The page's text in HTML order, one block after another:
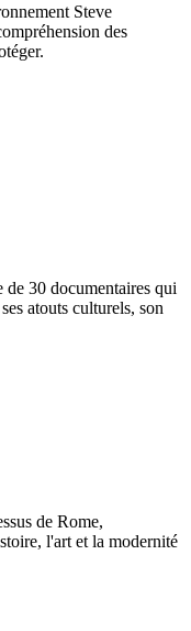
Steve
des
de 30 documentaires qui
atouts culturels, son
de Rome,
l'art et la modernité